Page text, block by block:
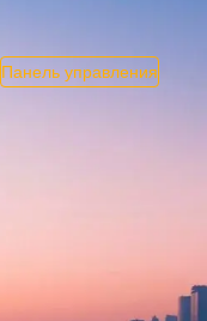
Панель управления